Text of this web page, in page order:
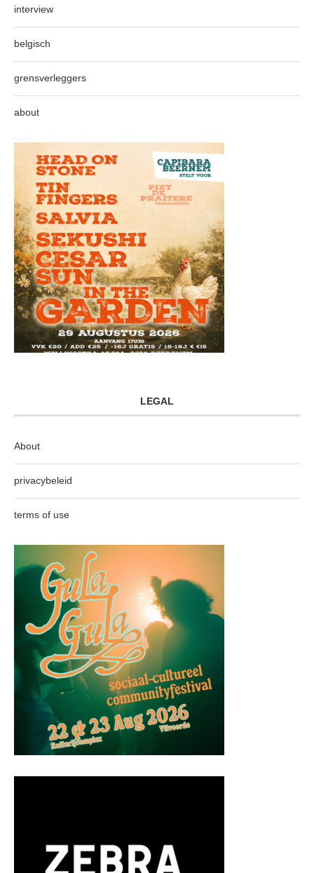
interview
belgisch
grensverleggers
about
LEGAL
About
privacybeleid
terms of use